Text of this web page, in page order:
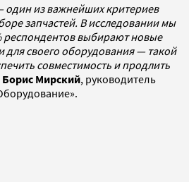
один из важнейших критериев
запчастей. В исследовании мы
респондентов выбирают новые
для своего оборудования — такой
совместимость и продлить
Борис Мирский, руководитель